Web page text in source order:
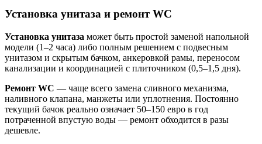
Установка унитаза и ремонт WC
Установка унитаза может быть простой заменой напольной
модели (1–2 часа) либо полным решением с подвесным
унитазом и скрытым бачком, анкеровкой рамы, переносом
канализации и координацией с плиточником (0,5–1,5 дня).
Ремонт WC — чаще всего замена сливного механизма,
наливного клапана, манжеты или уплотнения. Постоянно
текущий бачок реально означает 50–150 евро в год
потраченной впустую воды — ремонт обходится в разы
дешевле.